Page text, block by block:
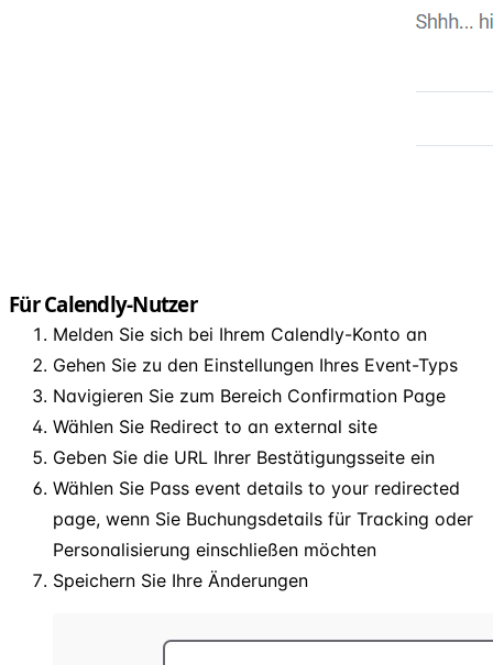
Für Calendly-Nutzer
Melden Sie sich bei Ihrem Calendly-Konto an
Gehen Sie zu den Einstellungen Ihres Event-Typs
Navigieren Sie zum Bereich Confirmation Page
Wählen Sie Redirect to an external site
Geben Sie die URL Ihrer Bestätigungsseite ein
Wählen Sie Pass event details to your redirected
page, wenn Sie Buchungsdetails für Tracking oder
Personalisierung einschließen möchten
Speichern Sie Ihre Änderungen